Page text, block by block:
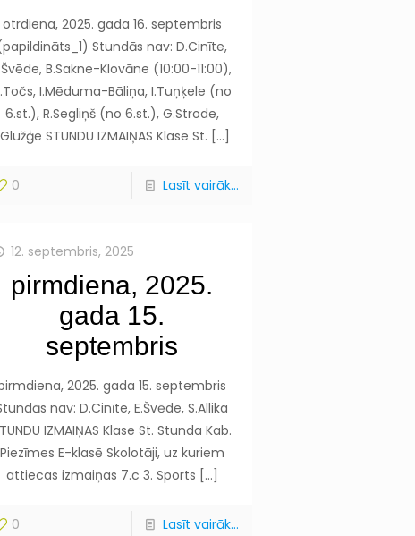
otrdiena, 2025. gada 16. septembris
Stundās nav: D.Cinīte,
B.Sakne-Klovāne (10:00-11:00),
I.Mēduma-Bāliņa, I.Tuņķele (no
6.st.), R.Segliņš (no 6.st.), G.Strode,
STUNDU IZMAIŅAS Klase St. […]
0 Lasīt vairāk...
12. septembris, 2025
pirmdiena, 2025.
gada 15.
septembris
2025. gada 15. septembris
nav: D.Cinīte, E.Švēde, S.Allika
IZMAIŅAS Klase St. Stunda Kab.
Piezīmes E-klasē Skolotāji, uz kuriem
attiecas izmaiņas 7.c 3. Sports […]
0 Lasīt vairāk...